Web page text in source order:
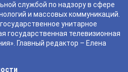
службой по надзору в сфере
и массовых коммуникаций.
унитарное
государственная телевизионная
Главный редактор – Елена